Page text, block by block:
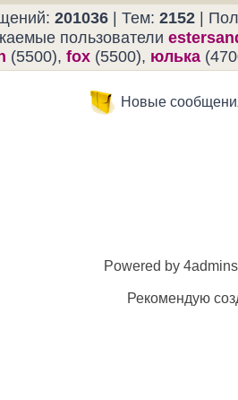
201036 | Тем: 2152 |
пользователи
(5500), fox (5500), юлька
Новые
Powered by
Рекомендую